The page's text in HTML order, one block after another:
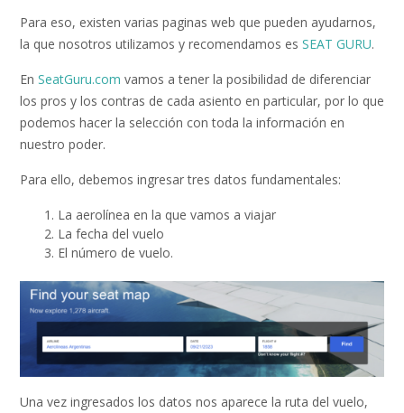
Para eso, existen varias paginas web que pueden ayudarnos,
la que nosotros utilizamos y recomendamos es SEAT GURU.
En SeatGuru.com vamos a tener la posibilidad de diferenciar
los pros y los contras de cada asiento en particular, por lo que
podemos hacer la selección con toda la información en
nuestro poder.
Para ello, debemos ingresar tres datos fundamentales:
La aerolínea en la que vamos a viajar
La fecha del vuelo
El número de vuelo.
Una vez ingresados los datos nos aparece la ruta del vuelo,